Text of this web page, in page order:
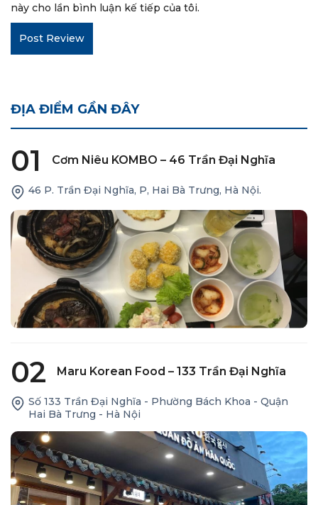
này cho lần bình luận kế tiếp của tôi.
ĐỊA ĐIỂM GẦN ĐÂY
01 Cơm Niêu KOMBO – 46 Trần Đại Nghĩa
46 P. Trần Đại Nghĩa, P, Hai Bà Trưng, Hà Nội.
02 Maru Korean Food – 133 Trần Đại Nghĩa
Số 133 Trần Đại Nghĩa - Phường Bách Khoa - Quận
Hai Bà Trưng - Hà Nội